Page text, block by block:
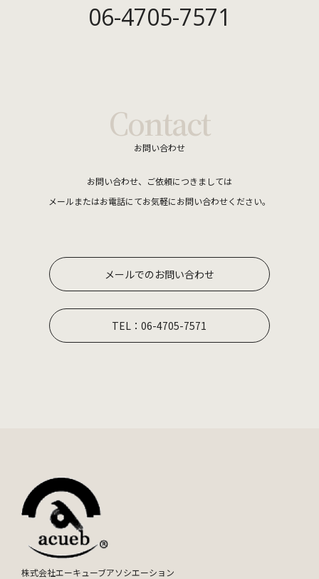
-ご本人の同意がある場合
-法令に基づき提供を求められた場合
当社の個人情報の取扱いに関するご質問やご不明点、その他のお問い合わせ
は、下記の窓口までお願いいたします。
株式会社エーキューブアソシエーション
Cookieとは、Webサーバーからお客さまのWebブラウザに送信されるデータの
ことです。WebサーバーがCookieを参照することで、お客さまのパソコンを識
別でき、お客さまは効率的に当社Webサイトを利用することができます。当社
でおりません。お使いのWebブラウザの設定により、Cookieを無効にすること
も可能です。
06-4705-7571
Contact
お問い合わせ
お問い合わせ、ご依頼につきましては
メールまたはお電話にてお気軽にお問い合わせください。
メールでのお問い合わせ
TEL：06-4705-7571
株式会社エーキューブアソシエーション